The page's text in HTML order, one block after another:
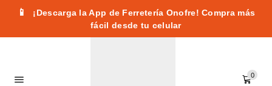
📱
¡Descarga la App de Ferretería Onofre! Compra más
fácil desde tu celular
0